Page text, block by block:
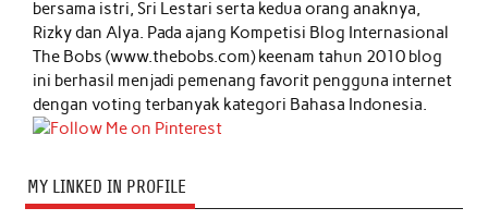
bersama istri, Sri Lestari serta kedua orang anaknya,
Rizky dan Alya. Pada ajang Kompetisi Blog Internasional
The Bobs (www.thebobs.com) keenam tahun 2010 blog
ini berhasil menjadi pemenang favorit pengguna internet
dengan voting terbanyak kategori Bahasa Indonesia.
MY LINKED IN PROFILE